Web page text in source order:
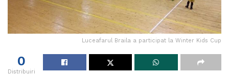
Luceafarul Braila a participat la Winter Kids Cup
0
Distribuiri